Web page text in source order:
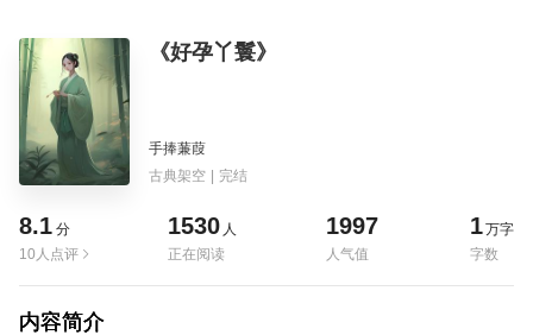
《好孕丫鬟》
手捧蒹葭
古典架空 | 完结
8.1 分
10人点评
1530 人
正在阅读
1997
人气值
1万字
字数
内容简介